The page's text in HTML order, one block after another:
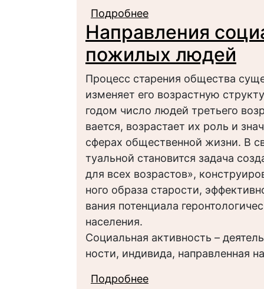
Подробнее
обслуживания
Направления
пожилых людей
Процесс старения общества
изменяет его возрастную
годом число людей третьего
вается, возрастает их роль и
сферах общественной жизни. В
туальной становится задача
для всех возрастов»,
ного образа старости,
вания потенциала
населения.
Социальная активность –
ности, индивида, направленная
Подробнее